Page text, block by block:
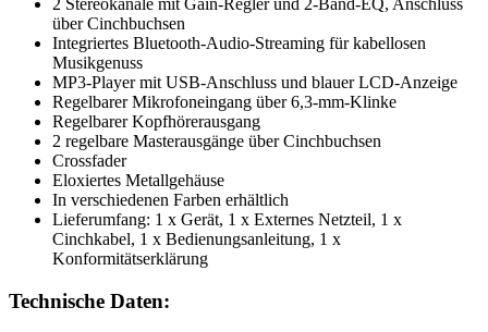
2 Stereokanäle mit Gain-Regler und 2-Band-EQ, Anschluss
über Cinchbuchsen
Integriertes Bluetooth-Audio-Streaming für kabellosen
Musikgenuss
MP3-Player mit USB-Anschluss und blauer LCD-Anzeige
Regelbarer Mikrofoneingang über 6,3-mm-Klinke
Regelbarer Kopfhörerausgang
2 regelbare Masterausgänge über Cinchbuchsen
Crossfader
Eloxiertes Metallgehäuse
In verschiedenen Farben erhältlich
Lieferumfang: 1 x Gerät, 1 x Externes Netzteil, 1 x
Cinchkabel, 1 x Bedienungsanleitung, 1 x
Konformitätserklärung
Technische Daten: